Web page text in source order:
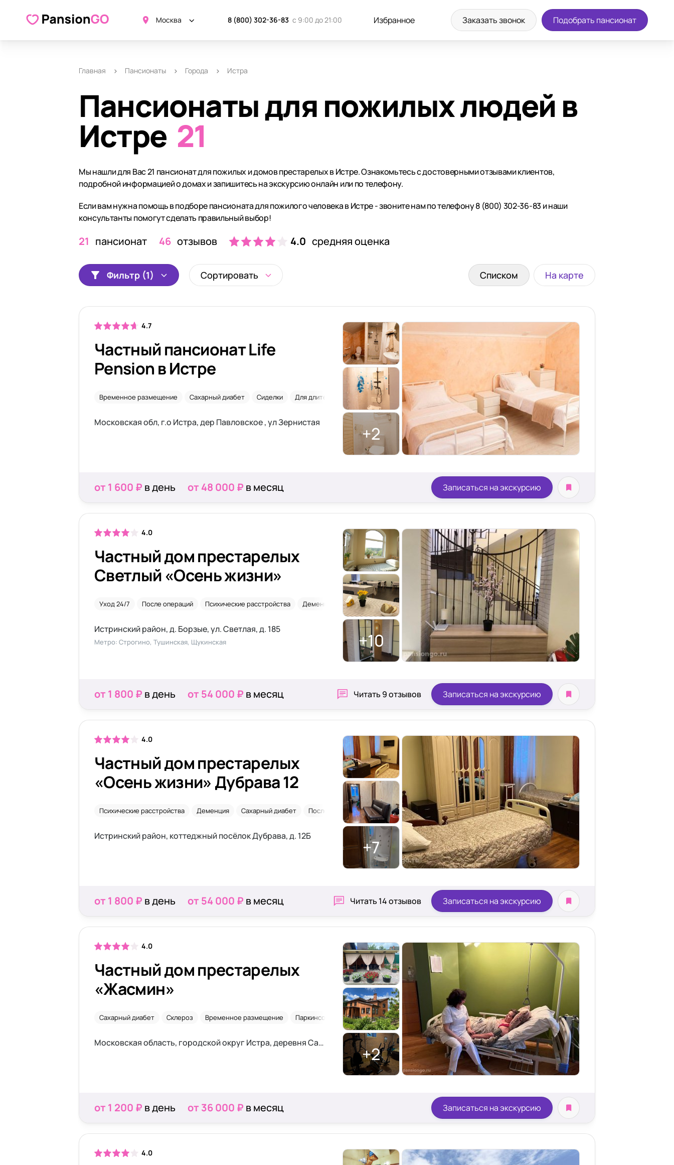
Москва 8 (800) 302-36-83 с 9:00 до 21:00 Избранное Заказать звонок Подобрать пансионат
Главная Пансионаты Города Истра
Пансионаты для пожилых людей в
Истре 21
Мы нашли для Вас 21 пансионат для пожилых и домов престарелых в Истре. Ознакомьтесь с достоверными отзывами клиентов,
подробной информацией о домах и запишитесь на экскурсию онлайн или по телефону.
Если вам нужна помощь в подборе пансионата для пожилого человека в Истре - звоните нам по телефону 8 (800) 302-36-83 и наши
консультанты помогут сделать правильный выбор!
21 пансионат 46 отзывов 4.0 средняя оценка
Фильтр (1) Сортировать Списком На карте
4.7
Частный пансионат Life
Pension в Истре
Временное размещение Сахарный диабет Сиделки Для длительного проживания Со сниженным зрением
Московская обл, г.о Истра, дер Павловское , ул Зернистая
+2
от 1 600 ₽ в день от 48 000 ₽ в месяц Записаться на экскурсию
4.0
Частный дом престарелых
Светлый «Осень жизни»
Уход 24/7 После операций Психические расстройства Деменция 2-х местная комната
Истринский район, д. Борзые, ул. Светлая, д. 185
Метро: Строгино, Тушинская, Щукинская +10
от 1 800 ₽ в день от 54 000 ₽ в месяц Читать 9 отзывов Записаться на экскурсию
4.0
Частный дом престарелых
«Осень жизни» Дубрава 12
Психические расстройства Деменция Сахарный диабет После травм Склероз
Истринский район, коттеджный посёлок Дубрава, д. 12Б
+7
от 1 800 ₽ в день от 54 000 ₽ в месяц Читать 14 отзывов Записаться на экскурсию
4.0
Частный дом престарелых
«Жасмин»
Сахарный диабет Склероз Временное размещение Паркинсон Для длительного проживания
Московская область, городской округ Истра, деревня Садки, улица Дачная, 5
+2
от 1 200 ₽ в день от 36 000 ₽ в месяц Записаться на экскурсию
4.0